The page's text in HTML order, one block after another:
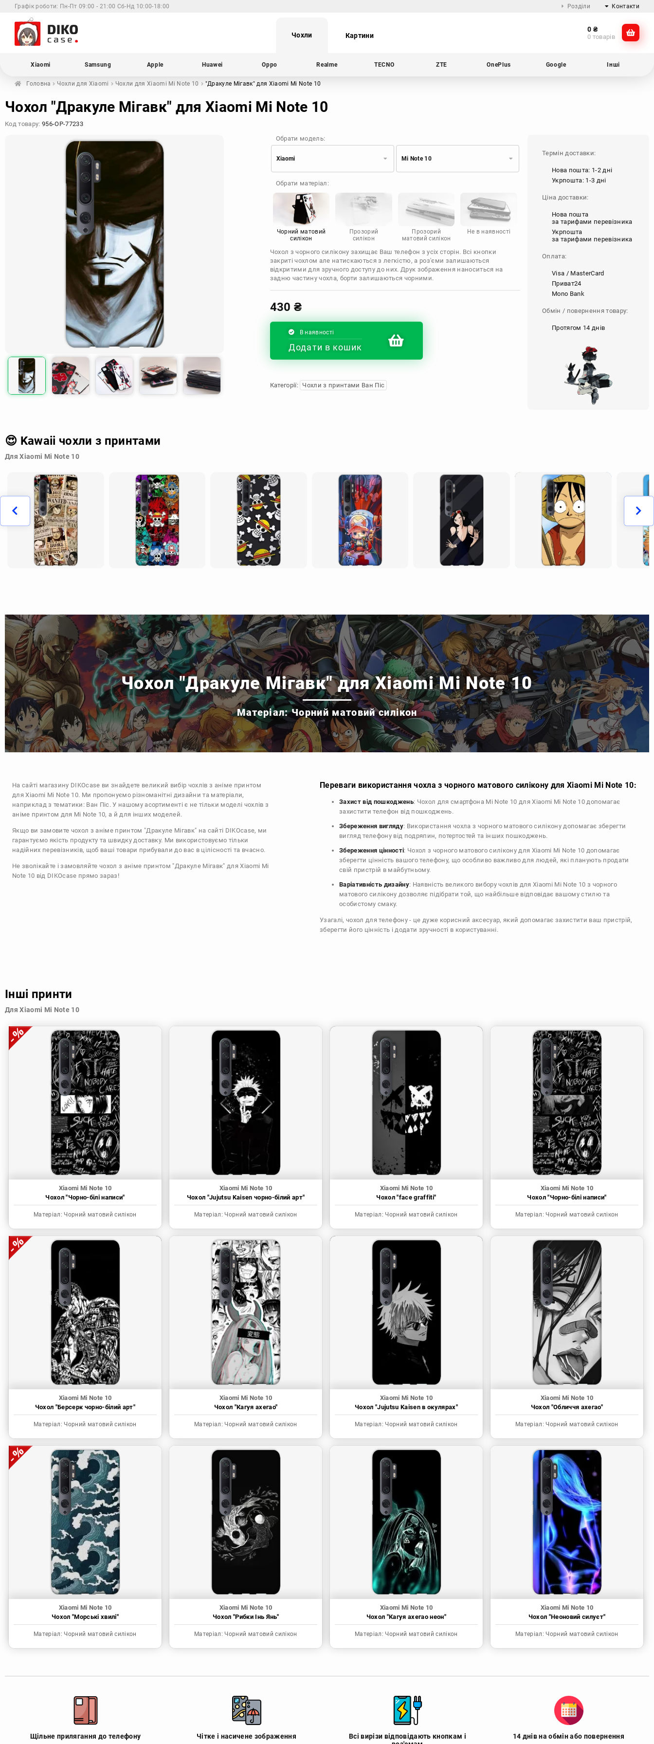
Графік роботи: Пн-Пт 09:00 - 21:00 Сб-Нд 10:00-18:00 Розділи Контакти
@dikocase
Чохли Картини
0 ₴
0 товарів
Xiaomi Samsung Apple Huawei Oppo Realme TECNO ZTE OnePlus Google Інші
Головна Чохли для Xiaomi Чохли для Xiaomi Mi Note 10 "Дракуле Мігавк" для Xiaomi Mi Note 10
Чохол "Дракуле Мігавк" для Xiaomi Mi Note 10
Код товару: 956-OP-77233
Обрати модель:
Xiaomi
Samsung
Apple
Oppo
Realme
OnePlus
Google
Doogee
Motorola
Mi Note 10
Обрати матеріал:
Чорний матовий
силікон
Прозорий
силікон
Прозорий
матовий силікон
Не в наявності
Чохол з чорного силікону захищає Ваш телефон з усіх сторін. Всі кнопки
закриті чохлом але натискаються з легкістю, а роз'єми залишаються
відкритими для зручного доступу до них. Друк зображення наноситься на
задню частину чохла, борти залишаються чорними.
430 ₴
В наявності
Додати в кошик
Категорії: Чохли з принтами Ван Піс
Термін доставки:
Нова пошта: 1-2 дні
Укрпошта: 1-3 дні
Ціна доставки:
Нова пошта
за тарифами перевізника
Укрпошта
за тарифами перевізника
Оплата:
Visa / MasterCard
Приват24
Mono Bank
Обмін / повернення товару:
Протягом 14 днів
😍 Kawaii чохли з принтами
Для Xiaomi Mi Note 10
Чохол "Дракуле Мігавк" для Xiaomi Mi Note 10
Матеріал: Чорний матовий силікон
На сайті магазину DIKOcase ви знайдете великий вибір чохлів з аніме принтом
для Xiaomi Mi Note 10. Ми пропонуємо різноманітні дизайни та матеріали,
наприклад з тематики: Ван Піс . У нашому асортименті є не тільки моделі чохлів з
аніме принтом для Mi Note 10, а й для інших моделей.
Якщо ви замовите чохол з аніме принтом "Дракуле Мігавк" на сайті DIKOcase, ми
гарантуємо якість продукту та швидку доставку. Ми використовуємо тільки
надійних перевізників, щоб ваші товари прибували до вас в цілісності та вчасно.
Не зволікайте і замовляйте чохол з аніме принтом "Дракуле Мігавк" для Xiaomi Mi
Note 10 від DIKOcase прямо зараз!
Переваги використання чохла з чорного матового силікону для Xiaomi Mi Note 10:
Захист від пошкоджень: Чохол для смартфона Mi Note 10 для Xiaomi Mi Note 10 допомагає
захистити телефон від пошкоджень.
Збереження вигляду: Використання чохла з чорного матового силікону допомагає зберегти
вигляд телефону від подряпин, потертостей та інших пошкоджень.
Збереження цінності: Чохол з чорного матового силікону для Xiaomi Mi Note 10 допомагає
зберегти цінність вашого телефону, що особливо важливо для людей, які планують продати
свій пристрій в майбутньому.
Варіативність дизайну: Наявність великого вибору чохлів для Xiaomi Mi Note 10 з чорного
матового силікону дозволяє підібрати той, що найбільше відповідає вашому стилю та
особистому смаку.
Узагалі, чохол для телефону - це дуже корисний аксесуар, який допомагає захистити ваш пристрій,
зберегти його цінність і додати зручності в користуванні.
Інші принти
Для Xiaomi Mi Note 10
Xiaomi Mi Note 10
Чохол "Чорно-білі написи"
Матеріал: Чорний матовий силікон
Xiaomi Mi Note 10
Чохол "Jujutsu Kaisen чорно-білий арт"
Матеріал: Чорний матовий силікон
Xiaomi Mi Note 10
Чохол "face graffiti"
Матеріал: Чорний матовий силікон
Xiaomi Mi Note 10
Чохол "Чорно-білі написи"
Матеріал: Чорний матовий силікон
Xiaomi Mi Note 10
Чохол "Берсерк чорно-білий арт"
Матеріал: Чорний матовий силікон
Xiaomi Mi Note 10
Чохол "Кагуя ахегао"
Матеріал: Чорний матовий силікон
Xiaomi Mi Note 10
Чохол "Jujutsu Kaisen в окулярах"
Матеріал: Чорний матовий силікон
Xiaomi Mi Note 10
Чохол "Обличчя ахегао"
Матеріал: Чорний матовий силікон
Xiaomi Mi Note 10
Чохол "Морські хвилі"
Матеріал: Чорний матовий силікон
Xiaomi Mi Note 10
Чохол "Рибки Інь Янь"
Матеріал: Чорний матовий силікон
Xiaomi Mi Note 10
Чохол "Кагуя ахегао неон"
Матеріал: Чорний матовий силікон
Xiaomi Mi Note 10
Чохол "Неоновий силуєт"
Матеріал: Чорний матовий силікон
Щільне прилягання до телефону Чітке і насичене зображення
Всі вирізи відповідають кнопкам і
14 днів на обмін або повернення